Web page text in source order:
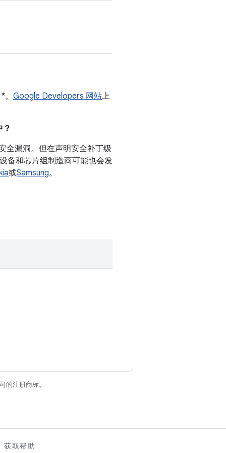
Google Developers 网站上
全漏洞。但在声明安全补丁级
备和芯片组制造商可能也会发
或Samsung。
的注册商标。
获取帮助